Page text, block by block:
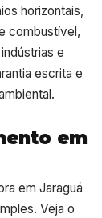
horizontais,
combustível,
e
escrita e
em
em Jaraguá
Veja o